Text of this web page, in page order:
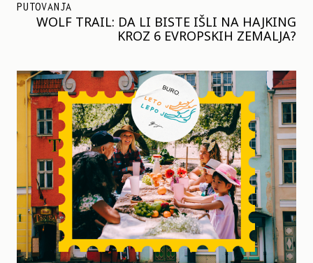
PUTOVANJA
WOLF TRAIL: DA LI BISTE IŠLI NA HAJKING
KROZ 6 EVROPSKIH ZEMALJA?